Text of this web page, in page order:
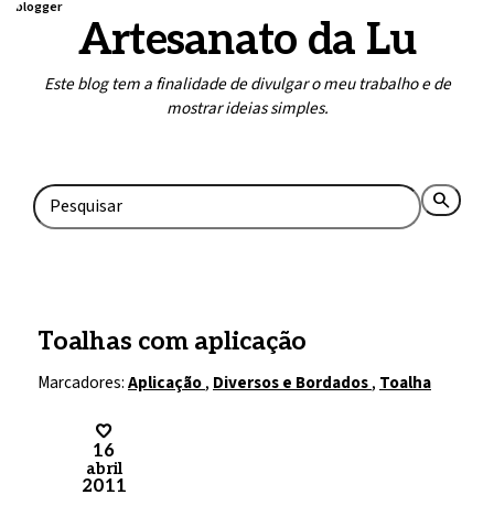
blogger
Artesanato da Lu
Este blog tem a finalidade de divulgar o meu trabalho e de
mostrar ideias simples.
search
Toalhas com aplicação
Marcadores:Aplicação, Diversos e Bordados, Toalha
16
abril
2011